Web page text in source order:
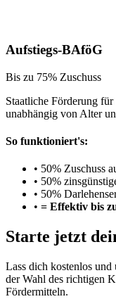
Aufstiegs-BAföG
Bis zu 75% Zuschuss
Staatliche Förderung
unabhängig von Alter
So funktioniert's:
• 50% Zuschuss
• 50%
• 50%
• = Effektiv bis
Starte jetzt
Lass dich kostenlos
der Wahl des richtigen
Fördermitteln.